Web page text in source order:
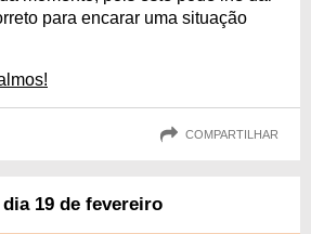
para encarar uma situação
COMPARTILHAR
19 de fevereiro